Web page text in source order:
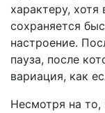
характеру,
сохраняется
настроение.
пауза, после
вариация, как
Несмотря на